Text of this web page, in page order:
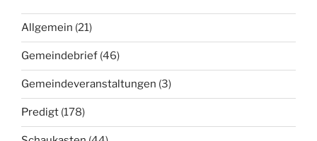
Allgemein (21)
Gemeindebrief (46)
Gemeindeveranstaltungen (3)
Predigt (178)